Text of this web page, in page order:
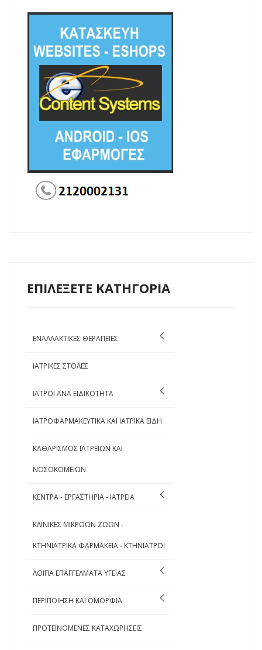
ΕΠΙΛΕΞΕΤΕ ΚΑΤΗΓΟΡΙΑ
ΕΝΑΛΛΑΚΤΙΚΕΣ ΘΕΡΑΠΕΙΕΣ
ΙΑΤΡΙΚΕΣ ΣΤΟΛΕΣ
ΙΑΤΡΟΙ ΑΝΑ ΕΙΔΙΚΟΤΗΤΑ
ΙΑΤΡΟΦΑΡΜΑΚΕΥΤΙΚΑ ΚΑΙ ΙΑΤΡΙΚΑ ΕΙΔΗ
ΚΑΘΑΡΙΣΜΟΣ ΙΑΤΡΕΙΩΝ ΚΑΙ
ΝΟΣΟΚΟΜΕΙΩΝ
ΚΕΝΤΡΑ - ΕΡΓΑΣΤΗΡΙΑ - ΙΑΤΡΕΙΑ
ΚΛΙΝΙΚΕΣ ΜΙΚΡΩΩΝ ΖΩΩΝ -
ΚΤΗΝΙΑΤΡΙΚΑ ΦΑΡΜΑΚΕΙΑ - ΚΤΗΝΙΑΤΡΟΙ
ΛΟΙΠΑ ΕΠΑΓΓΕΛΜΑΤΑ ΥΓΕΙΑΣ
ΠΕΡΙΠΟΙΗΣΗ ΚΑΙ ΟΜΟΡΦΙΑ
ΠΡΟΤΕΙΝΟΜΕΝΕΣ ΚΑΤΑΧΩΡΗΣΕΙΣ